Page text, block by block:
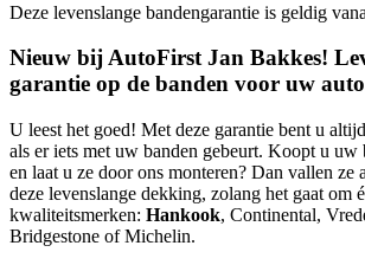
Deze levenslange bandengarantie is geldig
Nieuw bij AutoFirst Jan Bakkes!
garantie op de banden voor uw
U leest het goed! Met deze garantie bent u
als er iets met uw banden gebeurt. Koopt u uw
en laat u ze door ons monteren? Dan vallen ze
deze levenslange dekking, zolang het gaat om
kwaliteitsmerken: Hankook, Continental,
Bridgestone of Michelin.